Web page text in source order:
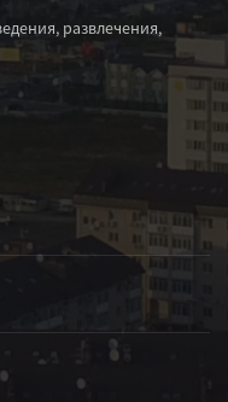
развлечения,